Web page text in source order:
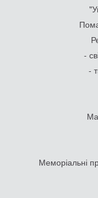
-
-
Меморіальні